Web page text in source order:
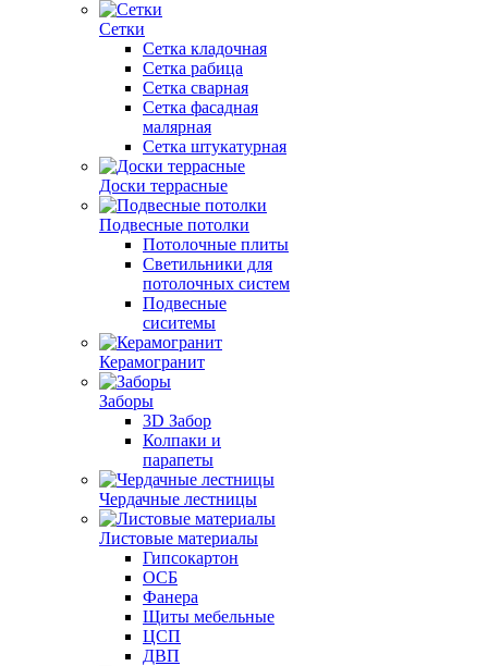
Сетки
Сетка кладочная
Сетка рабица
Сетка сварная
Сетка фасадная
малярная
Сетка штукатурная
Доски террасные
Подвесные потолки
Потолочные плиты
Светильники для
потолочных систем
Подвесные
сиситемы
Керамогранит
Заборы
3D Забор
Колпаки и
парапеты
Чердачные лестницы
Листовые материалы
Гипсокартон
ОСБ
Фанера
Щиты мебельные
ЦСП
ДВП